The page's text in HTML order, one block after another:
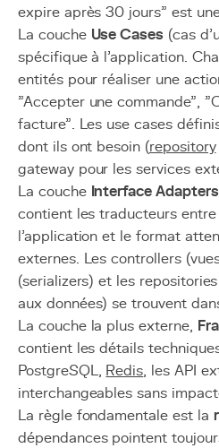
expire après 30 jours" est
La couche Use Cases (cas
spécifique à l'application.
entités pour réaliser une
"Accepter une commande",
facture". Les use cases
dont ils ont besoin (repository
gateway pour les services
La couche Interface Adapters
contient les traducteurs
l'application et le format
externes. Les controllers
(serializers) et les
aux données) se trouvent
La couche la plus externe,
contient les détails
PostgreSQL, Redis, les API
interchangeables sans
La règle fondamentale est la
dépendances pointent